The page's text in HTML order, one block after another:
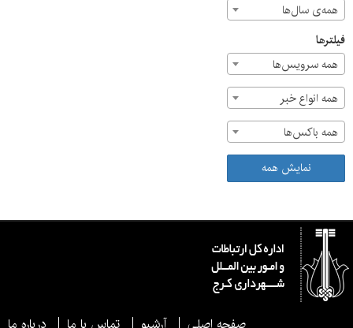
همه‌ی سال‌ها
فیلترها
همه سرویس‌ها
همه انواع خبر
همه باکس‌ها
نمایش همه